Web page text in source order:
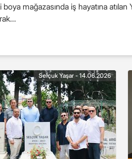
boya mağazasında iş hayatına
Selçuk Yaşar - 14.06.2026